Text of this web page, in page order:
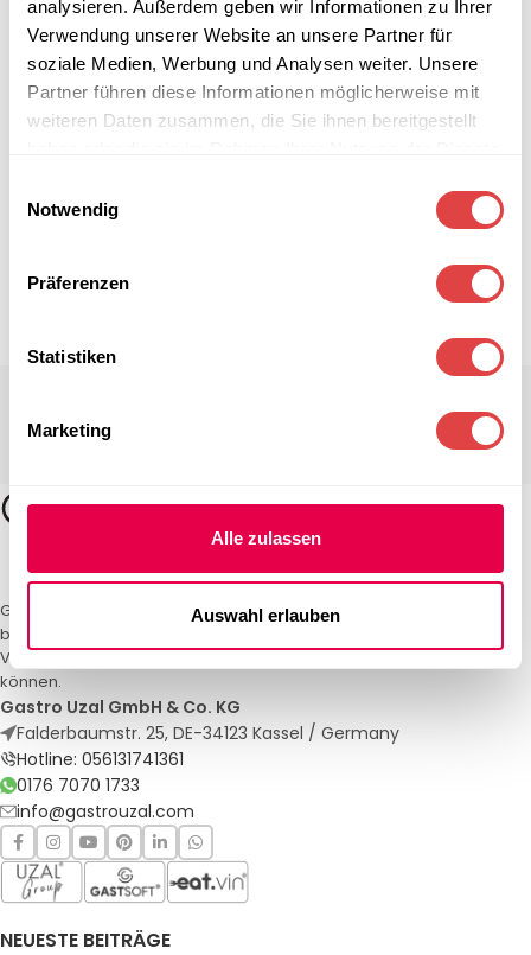
analysieren. Außerdem geben wir Informationen zu Ihrer
Verwendung unserer Website an unsere Partner für
soziale Medien, Werbung und Analysen weiter. Unsere
Partner führen diese Informationen möglicherweise mit
weiteren Daten zusammen, die Sie ihnen bereitgestellt
Notwendig
Präferenzen
Statistiken
Marketing
Alle zulassen
Auswahl erlauben
Gastro Uzal – Ihr Spezialist für Gastronomiemöbel und -textilien. Wir
bieten maßgeschneiderte Lösungen für Restaurants, Hotels und
Veranstaltungen. Qualität und Service, auf die Sie sich verlassen
können.
Gastro Uzal GmbH & Co. KG
Falderbaumstr. 25, DE-34123 Kassel / Germany
Hotline: 056131741361
0176 7070 1733
info@gastrouzal.com
NEUESTE BEITRÄGE